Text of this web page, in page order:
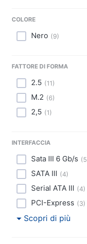
Promozioni
COLORE
Nero (9)
FATTORE DI FORMA
2.5 (11)
M.2 (6)
2,5 (1)
INTERFACCIA
Sata III 6 Gb/s (5
SATA III (4)
Serial ATA III (4)
PCI-Express (3)
Scopri di più